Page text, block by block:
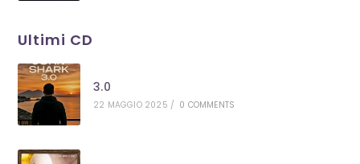
Ultimi CD
3.0
22 MAGGIO 2025 / 0 COMMENTS